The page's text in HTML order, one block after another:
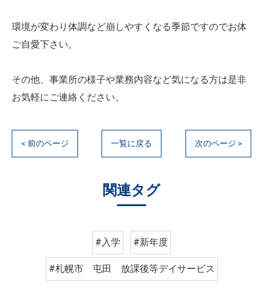
環境が変わり体調など崩しやすくなる季節ですのでお体
ご自愛下さい。
その他、事業所の様子や業務内容など気になる方は是非
お気軽にご連絡ください。
< 前のページ 一覧に戻る 次のページ >
関連タグ
#入学 #新年度
#札幌市 屯田 放課後等デイサービス